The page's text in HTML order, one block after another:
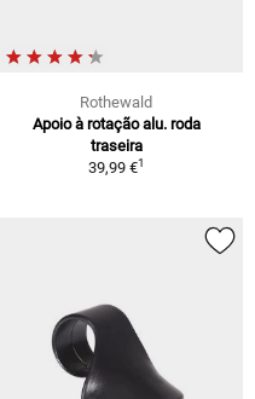
Rothewald
Apoio à rotação alu. roda
traseira
39,99 €1